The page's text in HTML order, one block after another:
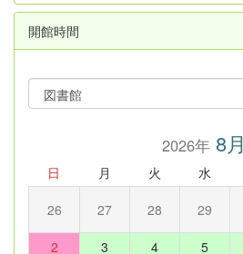
開館時間
2026年8月
日 月 火 水
26 27 28 29
2 3 4 5